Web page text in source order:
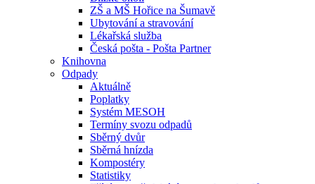
ZŠ a MŠ Hořice na Šumavě
Ubytování a stravování
Lékařská služba
Česká pošta - Pošta Partner
Knihovna
Odpady
Aktuálně
Poplatky
Systém MESOH
Termíny svozu odpadů
Sběrný dvůr
Sběrná hnízda
Kompostéry
Statistiky